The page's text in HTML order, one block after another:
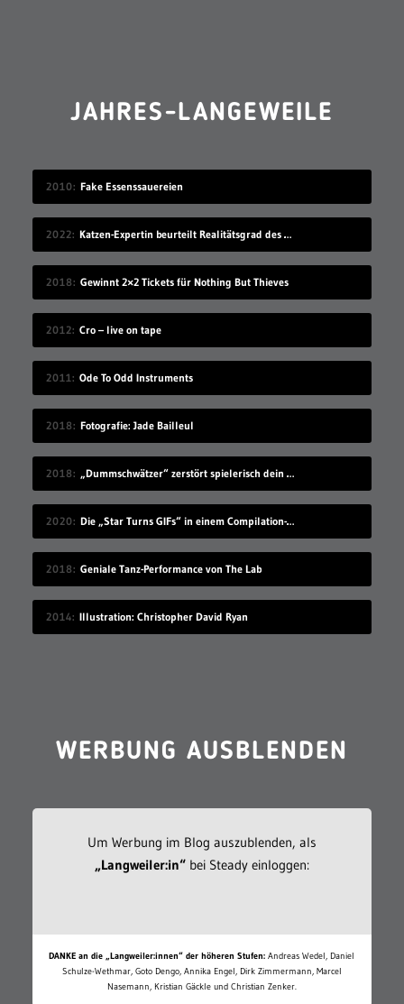
JAHRES-LANGEWEILE
2010 Fake Essenssauereien
2022 Katzen-Expertin beurteilt Realitätsgrad des Verhaltens in „Stray“
2018 Gewinnt 2×2 Tickets für Nothing But Thieves
2012 Cro – live on tape
2011 Ode To Odd Instruments
2018 Fotografie: Jade Bailleul
2018 „Dummschwätzer“ zerstört spielerisch dein Sprachzentrum
2020 Die „Star Turns GIFs“ in einem Compilation-Video
2018 Geniale Tanz-Performance von The Lab
2014 Illustration: Christopher David Ryan
WERBUNG AUSBLENDEN
Um Werbung im Blog auszublenden, als
„Langweiler:in“bei Steady einloggen:
DANKE an die „Langweiler:innen“ der höheren Stufen: Andreas Wedel, Daniel
Schulze-Wethmar, Goto Dengo, Annika Engel, Dirk Zimmermann, Marcel
Nasemann, Kristian Gäckle und Christian Zenker.